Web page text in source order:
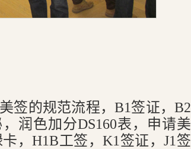
签的规范流程，B1签证，B2
润色加分DS160表，申请美
，H1B工签，K1签证，J1签